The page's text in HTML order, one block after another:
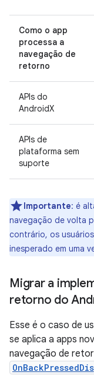
Como o app
processa a
navegação de
retorno
APIs do
AndroidX
APIs de
plataforma sem
suporte
Importante: é
navegação de volta
contrário, os
inesperado em uma
Migrar a
retorno do
Esse é o caso de
se aplica a apps
navegação de